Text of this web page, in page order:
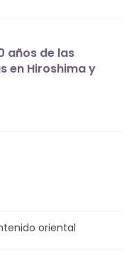
años de las
en Hiroshima y
oriental